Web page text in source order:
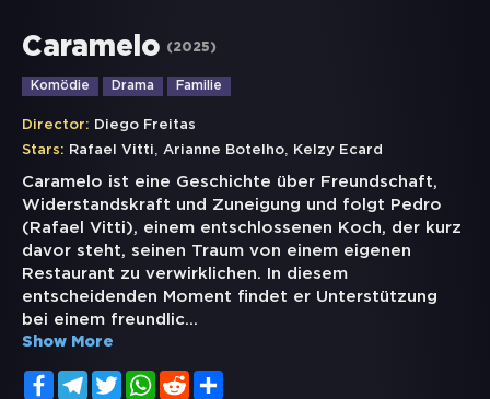
Caramelo (2025)
Komödie Drama Familie
Director: Diego Freitas
Stars: Rafael Vitti, Arianne Botelho, Kelzy Ecard
Caramelo ist eine Geschichte über Freundschaft,
Widerstandskraft und Zuneigung und folgt Pedro
(Rafael Vitti), einem entschlossenen Koch, der kurz
davor steht, seinen Traum von einem eigenen
Restaurant zu verwirklichen. In diesem
entscheidenden Moment findet er Unterstützung
bei einem freundlic...
Show More
FacebookTelegramTwitterWhatsApp
Reddit